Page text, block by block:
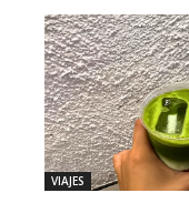
VIAJES